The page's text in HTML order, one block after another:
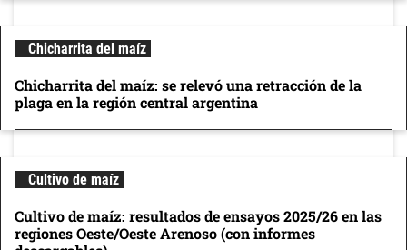
Chicharrita del maíz
Chicharrita del maíz: se relevó una retracción de la
plaga en la región central argentina
Cultivo de maíz
Cultivo de maíz: resultados de ensayos 2025/26 en las
regiones Oeste/Oeste Arenoso (con informes